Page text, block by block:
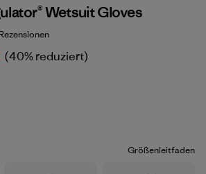
Wetsuit Gloves
/ 5
Rezensionen
(40% reduziert)
Größenleitfaden